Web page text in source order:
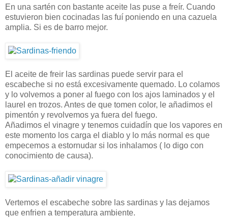
En una sartén con bastante aceite las puse a freír. Cuando
estuvieron bien cocinadas las fuí poniendo en una cazuela
amplia. Si es de barro mejor.
El aceite de freir las sardinas puede servir para el
escabeche si no está excesivamente quemado. Lo colamos
y lo volvemos a poner al fuego con los ajos laminados y el
laurel en trozos. Antes de que tomen color, le añadimos el
pimentón y revolvemos ya fuera del fuego.
Añadimos el vinagre y tenemos cuidadín que los vapores en
este momento los carga el diablo y lo más normal es que
empecemos a estornudar si los inhalamos ( lo digo con
conocimiento de causa).
Vertemos el escabeche sobre las sardinas y las dejamos
que enfrien a temperatura ambiente.